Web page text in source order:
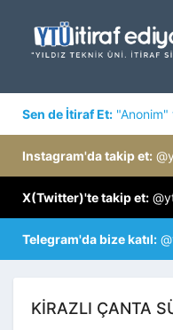
Sen de İtiraf Et: "Anonim"
Instagram'da takip et:
X(Twitter)'te takip et:
Telegram'da bize katıl:
KİRAZLI ÇANTA